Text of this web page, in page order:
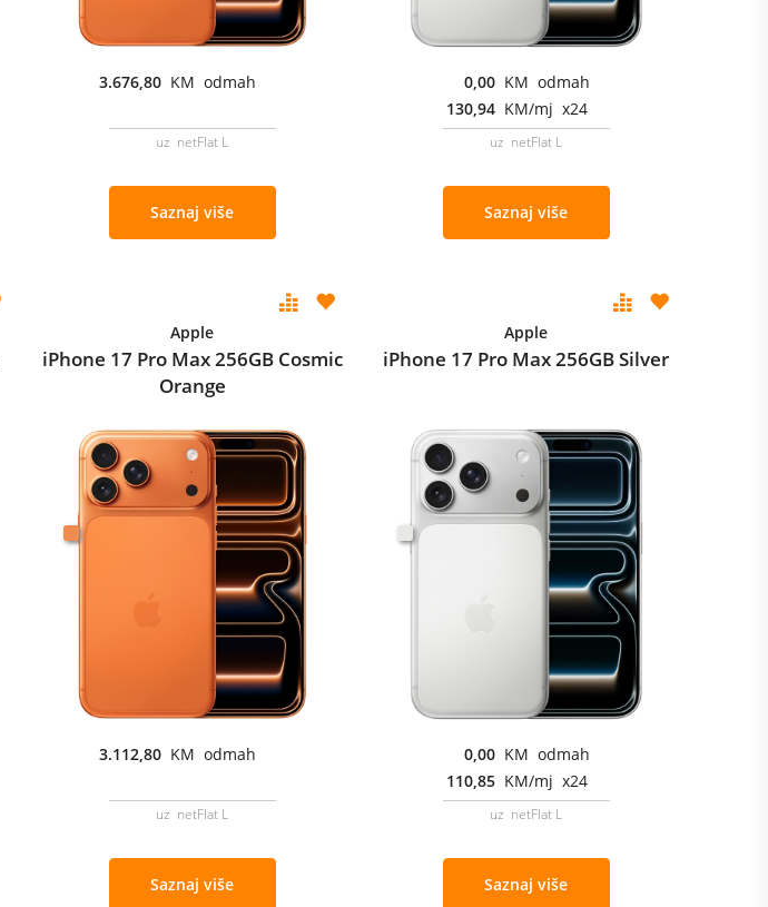
3.676,80 KM odmah
uz netFlat L
Saznaj više
0,00 KM odmah
130,94 KM/mj x24
uz netFlat L
Saznaj više
Apple
iPhone 17 Pro Max 256GB Cosmic
Orange
3.112,80 KM odmah
uz netFlat L
Saznaj više
Apple
iPhone 17 Pro Max 256GB Silver
0,00 KM odmah
110,85 KM/mj x24
uz netFlat L
Saznaj više